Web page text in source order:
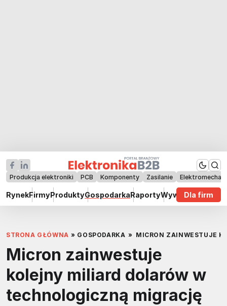
Produkcja elektroniki PCB Komponenty Zasilanie
RynekFirmyProduktyGospodarkaRaportyWywiadyDla firm
STRONA GŁÓWNA » GOSPODARKA » MICRON ZAINWESTUJE
Micron zainwestuje
kolejny miliard dolarów w
technologiczną migrację